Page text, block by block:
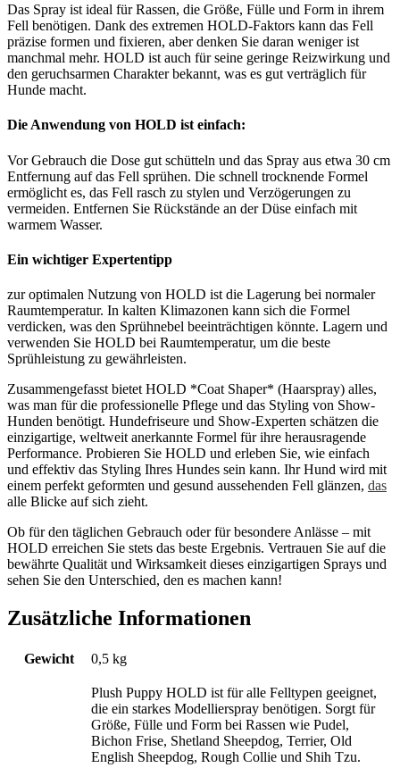
Das Spray ist ideal für Rassen, die Größe, Fülle und Form in ihrem
Fell benötigen. Dank des extremen HOLD-Faktors kann das Fell
präzise formen und fixieren, aber denken Sie daran weniger ist
manchmal mehr. HOLD ist auch für seine geringe Reizwirkung und
den geruchsarmen Charakter bekannt, was es gut verträglich für
Hunde macht.
Die Anwendung von HOLD ist einfach:
Vor Gebrauch die Dose gut schütteln und das Spray aus etwa 30 cm
Entfernung auf das Fell sprühen. Die schnell trocknende Formel
ermöglicht es, das Fell rasch zu stylen und Verzögerungen zu
vermeiden. Entfernen Sie Rückstände an der Düse einfach mit
warmem Wasser.
Ein wichtiger Expertentipp
zur optimalen Nutzung von HOLD ist die Lagerung bei normaler
Raumtemperatur. In kalten Klimazonen kann sich die Formel
verdicken, was den Sprühnebel beeinträchtigen könnte. Lagern und
verwenden Sie HOLD bei Raumtemperatur, um die beste
Sprühleistung zu gewährleisten.
Zusammengefasst bietet HOLD *Coat Shaper* (Haarspray) alles,
was man für die professionelle Pflege und das Styling von Show-
Hunden benötigt. Hundefriseure und Show-Experten schätzen die
einzigartige, weltweit anerkannte Formel für ihre herausragende
Performance. Probieren Sie HOLD und erleben Sie, wie einfach
und effektiv das Styling Ihres Hundes sein kann. Ihr Hund wird mit
einem perfekt geformten und gesund aussehenden Fell glänzen, das
alle Blicke auf sich zieht.
Ob für den täglichen Gebrauch oder für besondere Anlässe – mit
HOLD erreichen Sie stets das beste Ergebnis. Vertrauen Sie auf die
bewährte Qualität und Wirksamkeit dieses einzigartigen Sprays und
sehen Sie den Unterschied, den es machen kann!
Zusätzliche Informationen
Gewicht 0,5 kg
Plush Puppy HOLD ist für alle Felltypen geeignet,
die ein starkes Modellierspray benötigen. Sorgt für
Größe, Fülle und Form bei Rassen wie Pudel,
Bichon Frise, Shetland Sheepdog, Terrier, Old
English Sheepdog, Rough Collie und Shih Tzu.